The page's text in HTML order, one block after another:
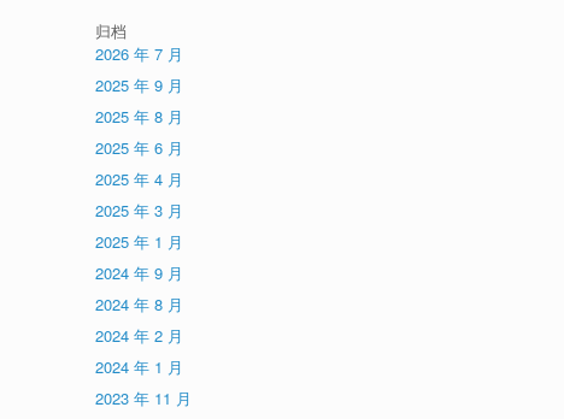
归档
2026 年 7 月
2025 年 9 月
2025 年 8 月
2025 年 6 月
2025 年 4 月
2025 年 3 月
2025 年 1 月
2024 年 9 月
2024 年 8 月
2024 年 2 月
2024 年 1 月
2023 年 11 月